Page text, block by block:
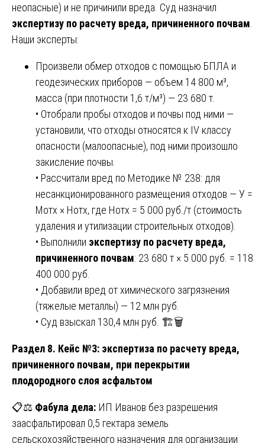
неопасные) и не причинили вреда. Суд назначил
экспертизу по расчету вреда, причиненного почвам
Наши эксперты:
Произвели обмер отходов с помощью БПЛА и
геодезических приборов — объем 14 800 м³,
масса (при плотности 1,6 т/м³) — 23 680 т.
• Отобрали пробы отходов и почвы под ними —
установили, что отходы относятся к IV классу
опасности (малоопасные), под ними произошло
закисление почвы.
• Рассчитали вред по Методике № 238: для
несанкционированного размещения отходов — У =
Мотх × Нотх, где Нотх = 5 000 руб./т (стоимость
удаления и утилизации строительных отходов).
• Выполнили экспертизу по расчету вреда,
причиненного почвам: 23 680 т × 5 000 руб. = 118
400 000 руб.
• Добавили вред от химического загрязнения
(тяжелые металлы) — 12 млн руб.
• Суд взыскал 130,4 млн руб. 🏗️🗑️
Раздел 8. Кейс №3: экспертиза по расчету вреда,
причиненного почвам, при перекрытии
плодородного слоя асфальтом
📋⚖️ Фабула дела: ИП Иванов без разрешения
заасфальтировал 0,5 гектара земель
сельскохозяйственного назначения для организации